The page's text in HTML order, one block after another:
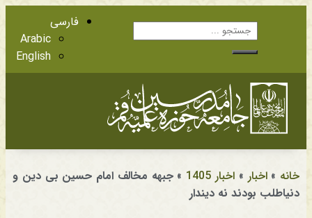
فارسی
Arabic
English
خانه »اخبار »اخبار 1405 »جبهه مخالف امام حسین بی دین و
دنیاطلب بودند نه دیندار